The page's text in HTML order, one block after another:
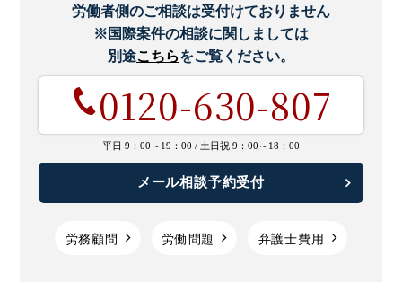
労働者側のご相談は受付けておりません
※国際案件の相談に関しましては
別途こちらをご覧ください。
0120-630-807
平日 9：00～19：00 / 土日祝 9：00～18：00
メール相談予約受付
労務顧問 労働問題 弁護士費用